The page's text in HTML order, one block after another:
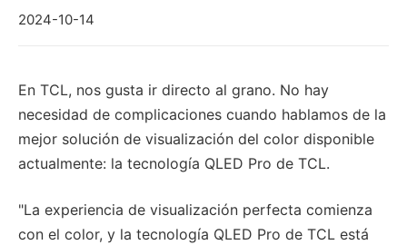
2024-10-14
En TCL, nos gusta ir directo al grano. No hay
necesidad de complicaciones cuando hablamos de la
mejor solución de visualización del color disponible
actualmente: la tecnología QLED Pro de TCL.
"La experiencia de visualización perfecta comienza
con el color, y la tecnología QLED Pro de TCL está